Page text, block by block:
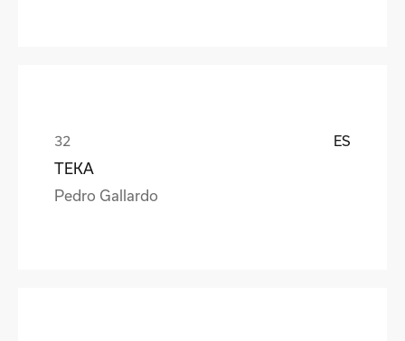
ES
TEKA
Pedro Gallardo